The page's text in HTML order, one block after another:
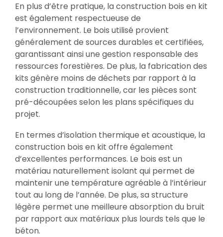
En plus d’être pratique, la construction bois en kit
est également respectueuse de
l’environnement. Le bois utilisé provient
généralement de sources durables et certifiées,
garantissant ainsi une gestion responsable des
ressources forestières. De plus, la fabrication des
kits génère moins de déchets par rapport à la
construction traditionnelle, car les pièces sont
pré-découpées selon les plans spécifiques du
projet.
En termes d’isolation thermique et acoustique, la
construction bois en kit offre également
d’excellentes performances. Le bois est un
matériau naturellement isolant qui permet de
maintenir une température agréable à l’intérieur
tout au long de l’année. De plus, sa structure
légère permet une meilleure absorption du bruit
par rapport aux matériaux plus lourds tels que le
béton.